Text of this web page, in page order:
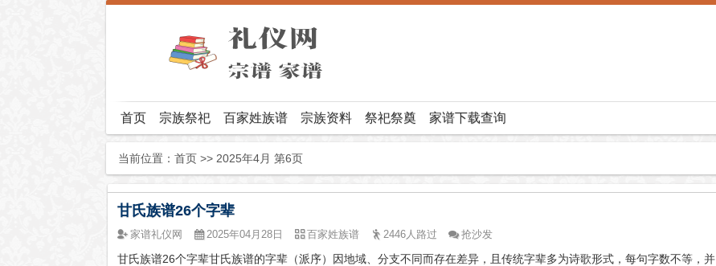
首页 宗族祭祀 百家姓族谱 宗族资料 祭祀祭奠 家谱下载查询
当前位置： 首页 >> 2025年4月 第6页
甘氏族谱26个字辈
家谱礼仪网 2025年04月28日 百家姓族谱 2446人路过 抢沙发
甘氏族谱26个字辈甘氏族谱的字辈（派序）因地域、分支不同而存在差异，且传统字辈多为诗歌形式，每句字数不等，并